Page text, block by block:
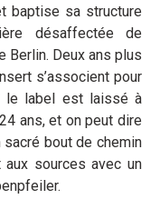
baptise sa structure
désaffectée de
Berlin. Deux ans plus
s’associent pour
le label est laissé à
ans, et on peut dire
bout de chemin
sources avec un